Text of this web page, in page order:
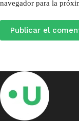
navegador para la
Publicar el